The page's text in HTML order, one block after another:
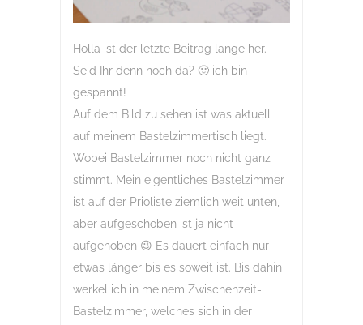
Holla ist der letzte Beitrag lange her.
Seid Ihr denn noch da? 🙂 ich bin
gespannt!
Auf dem Bild zu sehen ist was aktuell
auf meinem Bastelzimmertisch liegt.
Wobei Bastelzimmer noch nicht ganz
stimmt. Mein eigentliches Bastelzimmer
ist auf der Prioliste ziemlich weit unten,
aber aufgeschoben ist ja nicht
aufgehoben 😉 Es dauert einfach nur
etwas länger bis es soweit ist. Bis dahin
werkel ich in meinem Zwischenzeit-
Bastelzimmer, welches sich in der